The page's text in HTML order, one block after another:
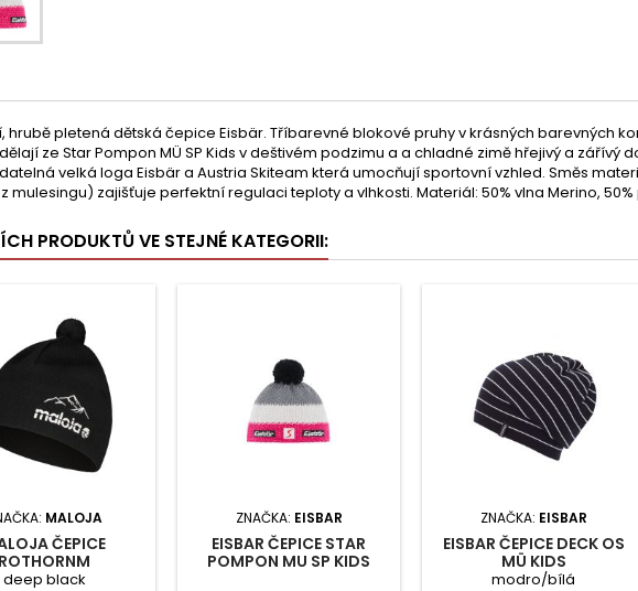
hrubě pletená dětská čepice Eisbär. Tříbarevné blokové pruhy v krásných barevných
ze Star Pompon MÜ SP Kids v deštivém podzimu a a chladné zimě hřejivý a zářívý
velká loga Eisbär a Austria Skiteam která umocňují sportovní vzhled. Směs
mulesingu) zajišťuje perfektní regulaci teploty a vlhkosti. Materiál: 50% vlna Merino, 50%
PRODUKTŮ VE STEJNÉ KATEGORII:
MALOJA
ČEPICE
ROTHORNM
deep black
ZNAČKA: EISBAR
EISBAR ČEPICE STAR
POMPON MU SP KIDS
ZNAČKA: EISBAR
EISBAR ČEPICE DECK OS
MÜ KIDS
modro/bílá